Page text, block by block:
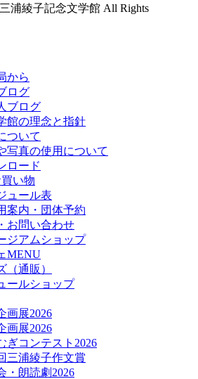
浦綾子記念文学館 All Rights
から
ログ
ブログ
館の理念と指針
ついて
写真の使用について
ロード
い物
ュール表
案内・団体予約
お問い合わせ
ジアムショップ
MENU
（通販）
ールショップ
画展2026
画展2026
ぎコンテスト2026
三浦綾子作文賞
・朗読劇2026